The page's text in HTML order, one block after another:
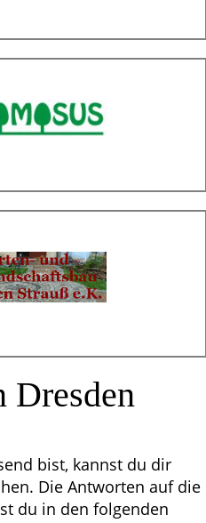
Dresden
bist, kannst du dir
Die Antworten auf die
du in den folgenden